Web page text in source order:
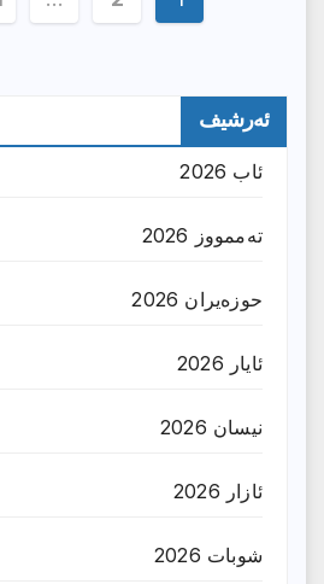
بابەتەکانئەرشیف
ئاب 2026
تەممووز 2026
حوزه‌یران 2026
ئایار 2026
نیسان 2026
ئازار 2026
شوبات 2026